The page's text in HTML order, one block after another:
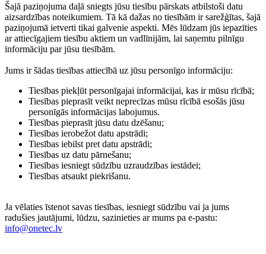
Šajā paziņojuma daļā sniegts jūsu tiesību pārskats atbilstoši datu
aizsardzības noteikumiem. Tā kā dažas no tiesībām ir sarežģītas, šajā
paziņojumā ietverti tikai galvenie aspekti. Mēs lūdzam jūs iepazīties
ar attiecīgajiem tiesību aktiem un vadlīnijām, lai saņemtu pilnīgu
informāciju par jūsu tiesībām.
Jums ir šādas tiesības attiecībā uz jūsu personīgo informāciju:
Tiesības piekļūt personīgajai informācijai, kas ir mūsu rīcībā;
Tiesības pieprasīt veikt neprecīzas mūsu rīcībā esošās jūsu
personīgās informācijas labojumus.
Tiesības pieprasīt jūsu datu dzēšanu;
Tiesības ierobežot datu apstrādi;
Tiesības iebilst pret datu apstrādi;
Tiesības uz datu pārnešanu;
Tiesības iesniegt sūdzību uzraudzības iestādei;
Tiesības atsaukt piekrišanu.
Ja vēlaties īstenot savas tiesības, iesniegt sūdzību vai ja jums
radušies jautājumi, lūdzu, sazinieties ar mums pa e-pastu:
info@onetec.lv